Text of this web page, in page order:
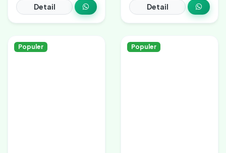
Detail Detail
Populer Populer